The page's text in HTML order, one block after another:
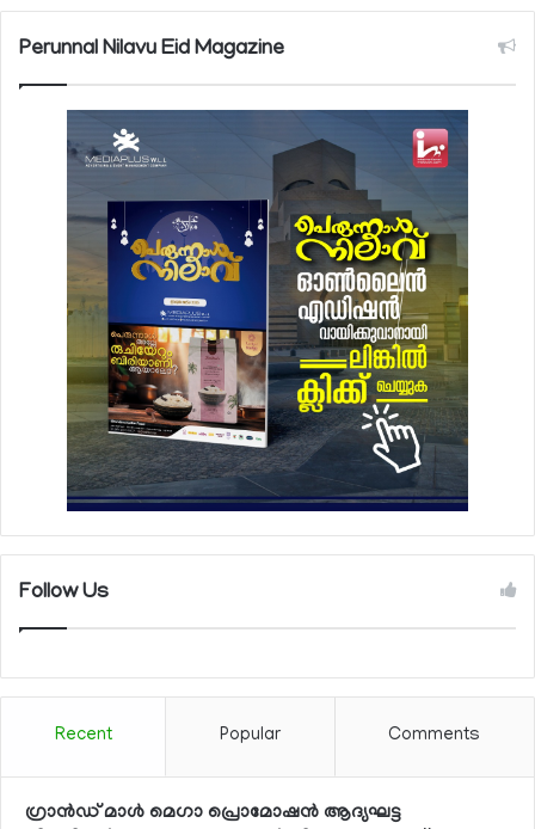
Perunnal Nilavu Eid Magazine
Follow Us
Recent Popular Comments
ഗ്രാന്‍ഡ് മാള്‍ മെഗാ പ്രൊമോഷന്‍ ആദ്യഘട്ട